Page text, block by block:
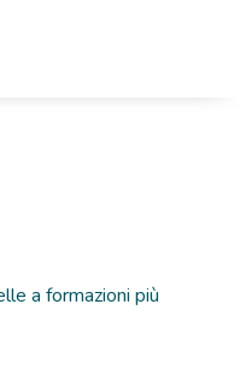
a formazioni più